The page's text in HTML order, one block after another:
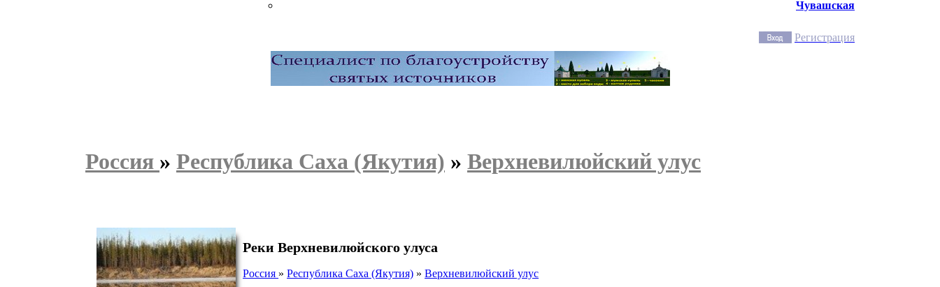
Чувашская
Регистрация
Россия » Республика Саха (Якутия) » Верхневилюйский улус
Реки Верхневилюйского улуса
Россия »Республика Саха (Якутия) »Верхневилюйский улус